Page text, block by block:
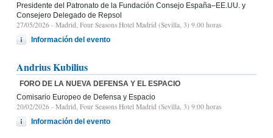
Presidente del Patronato de la Fundación Consejo España–EE.UU. y
Consejero Delegado de Repsol
27/05/2026 - Madrid, Four Seasons Hotel Madrid (Sevilla, 3) 9.00 horas
Información del evento
Andrius Kubilius
FORO DE LA NUEVA DEFENSA Y EL ESPACIO
Comisario Europeo de Defensa y Espacio
20/02/2026 - Madrid, Four Seasons Hotel Madrid (Sevilla, 3) 9:00 horas
Información del evento